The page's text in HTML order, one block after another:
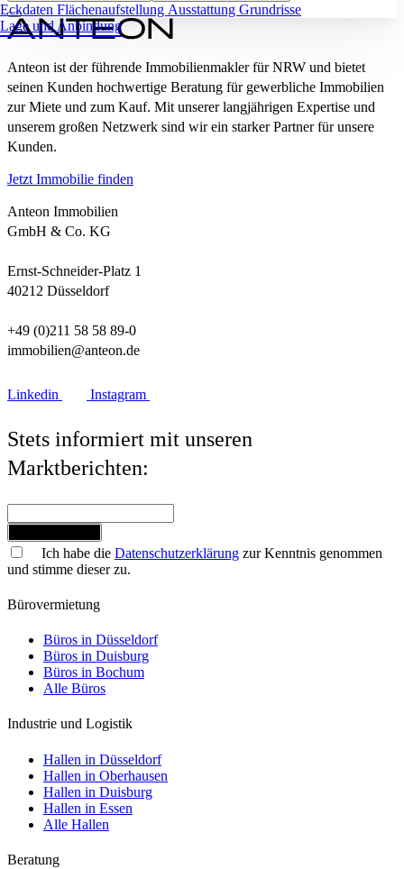
Eckdaten Flächenaufstellung Ausstattung Grundrisse
Lage und Anbindung
Anteon ist der führende Immobilienmakler für NRW und bietet
seinen Kunden hochwertige Beratung für gewerbliche Immobilien
zur Miete und zum Kauf. Mit unserer langjährigen Expertise und
unserem großen Netzwerk sind wir ein starker Partner für unsere
Kunden.
Jetzt Immobilie finden
Anteon Immobilien
GmbH & Co. KG
Ernst-Schneider-Platz 1
40212 Düsseldorf
+49 (0)211 58 58 89-0
immobilien@anteon.de
Linkedin Instagram
Stets informiert mit unseren
Marktberichten:
Ich habe die Datenschutzerklärung zur Kenntnis genommen
und stimme dieser zu.
Bürovermietung
Büros in Düsseldorf
Büros in Duisburg
Büros in Bochum
Alle Büros
Industrie und Logistik
Hallen in Düsseldorf
Hallen in Oberhausen
Hallen in Duisburg
Hallen in Essen
Alle Hallen
Beratung